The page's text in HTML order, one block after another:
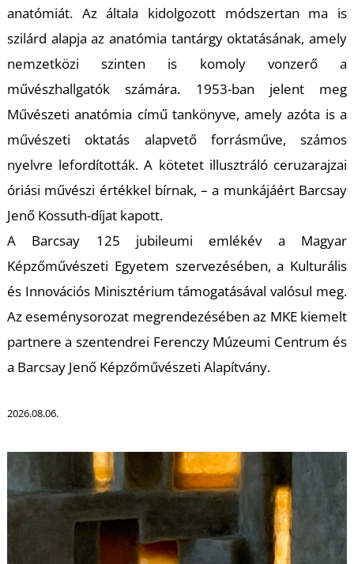
anatómiát. Az általa kidolgozott módszertan ma is
szilárd alapja az anatómia tantárgy oktatásának, amely
nemzetközi szinten is komoly vonzerő a
művészhallgatók számára. 1953-ban jelent meg
Művészeti anatómia című tankönyve, amely azóta is a
művészeti oktatás alapvető forrásműve, számos
nyelvre lefordították. A kötetet illusztráló ceruzarajzai
óriási művészi értékkel bírnak, – a munkájáért Barcsay
Jenő Kossuth-díjat kapott.
A Barcsay 125 jubileumi emlékév a Magyar
Képzőművészeti Egyetem szervezésében, a Kulturális
és Innovációs Minisztérium támogatásával valósul meg.
Az eseménysorozat megrendezésében az MKE kiemelt
partnere a szentendrei Ferenczy Múzeumi Centrum és
a Barcsay Jenő Képzőművészeti Alapítvány.
2026.08.06.